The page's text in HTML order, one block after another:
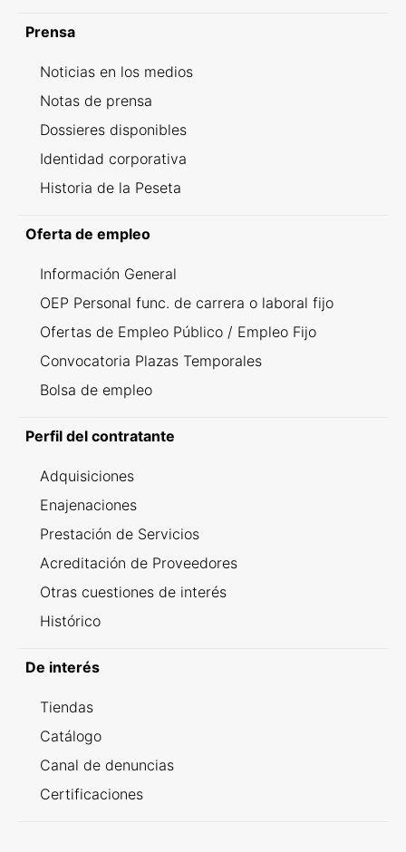
Prensa
Noticias en los medios
Notas de prensa
Dossieres disponibles
Identidad corporativa
Historia de la Peseta
Oferta de empleo
Información General
OEP Personal func. de carrera o laboral fijo
Ofertas de Empleo Público / Empleo Fijo
Convocatoria Plazas Temporales
Bolsa de empleo
Perfil del contratante
Adquisiciones
Enajenaciones
Prestación de Servicios
Acreditación de Proveedores
Otras cuestiones de interés
Histórico
De interés
Tiendas
Catálogo
Canal de denuncias
Certificaciones